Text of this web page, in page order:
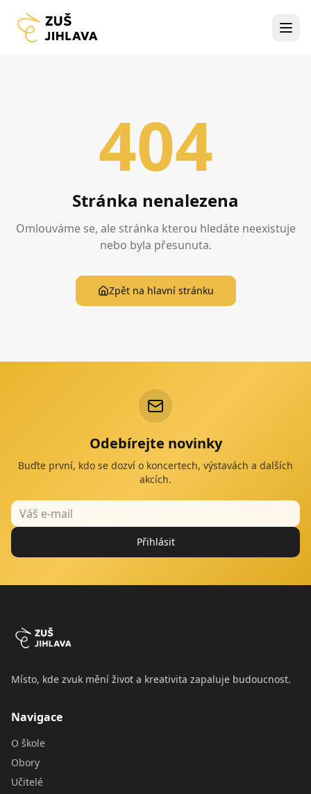
404
Stránka nenalezena
Omlouváme se, ale stránka kterou hledáte neexistuje
nebo byla přesunuta.
Zpět na hlavní stránku
Odebírejte novinky
Buďte první, kdo se dozví o koncertech, výstavách a dalších
akcích.
Přihlásit
Místo, kde zvuk mění život a kreativita zapaluje budoucnost.
Navigace
O škole
Obory
Učitelé